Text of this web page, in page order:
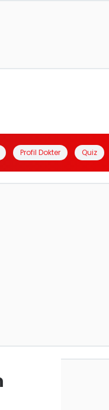
Profil Dokter Quiz